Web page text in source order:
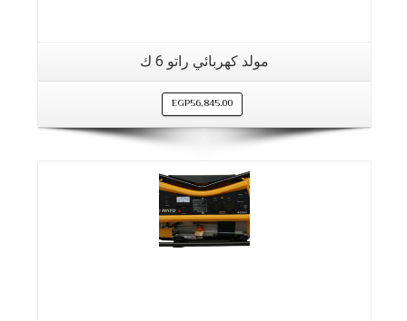
مولد كهربائي راتو 6 ك
EGP56,845.00